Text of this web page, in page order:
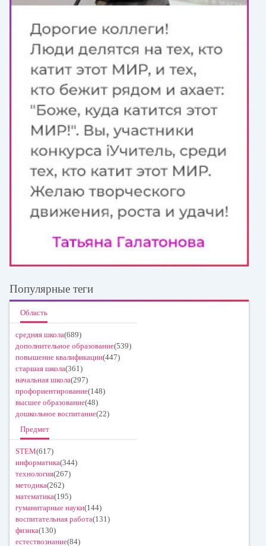
Популярные теги
Область
средняя школа(689)
дополнительное образование(539)
повышение квалификации(447)
старшая школа(361)
начальная школа(297)
профориентирование(148)
высшее образование(48)
дошкольное воспитание(22)
Предмет
STEM(617)
информатика(344)
технология(267)
методика(262)
математика(195)
гуманитарные науки(144)
воспитательная работа(131)
физика(130)
естествознание(84)